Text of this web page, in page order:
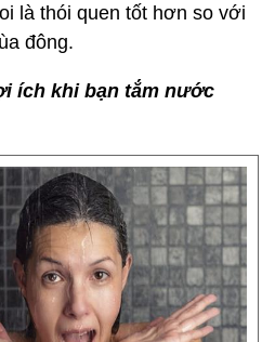
là thói quen tốt hơn so với
đông.
ích khi bạn tắm nước